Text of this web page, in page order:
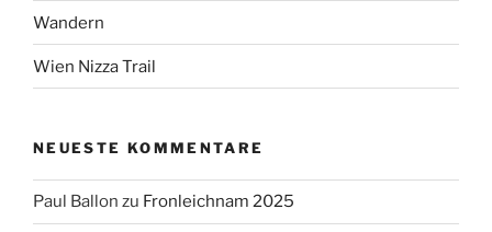
Wandern
Wien Nizza Trail
NEUESTE KOMMENTARE
Paul Ballon zu Fronleichnam 2025